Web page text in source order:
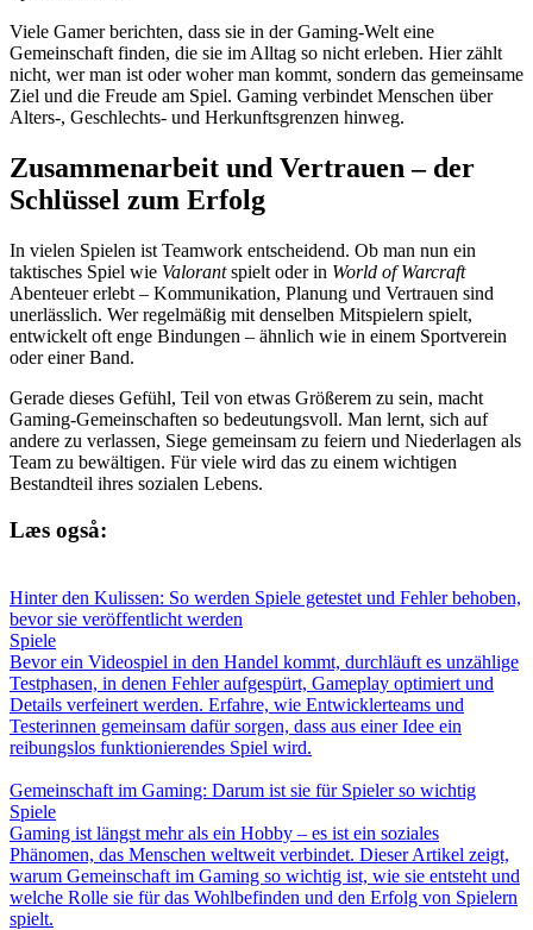
Viele Gamer berichten, dass sie in der Gaming-Welt eine
Gemeinschaft finden, die sie im Alltag so nicht erleben. Hier zählt
nicht, wer man ist oder woher man kommt, sondern das gemeinsame
Ziel und die Freude am Spiel. Gaming verbindet Menschen über
Alters-, Geschlechts- und Herkunftsgrenzen hinweg.
Zusammenarbeit und Vertrauen – der
Schlüssel zum Erfolg
In vielen Spielen ist Teamwork entscheidend. Ob man nun ein
taktisches Spiel wie Valorantspielt oder in World of Warcraft
Abenteuer erlebt – Kommunikation, Planung und Vertrauen sind
unerlässlich. Wer regelmäßig mit denselben Mitspielern spielt,
entwickelt oft enge Bindungen – ähnlich wie in einem Sportverein
oder einer Band.
Gerade dieses Gefühl, Teil von etwas Größerem zu sein, macht
Gaming-Gemeinschaften so bedeutungsvoll. Man lernt, sich auf
andere zu verlassen, Siege gemeinsam zu feiern und Niederlagen als
Team zu bewältigen. Für viele wird das zu einem wichtigen
Bestandteil ihres sozialen Lebens.
Læs også:
Hinter den Kulissen: So werden Spiele getestet und Fehler behoben,
bevor sie veröffentlicht werden
Spiele
Bevor ein Videospiel in den Handel kommt, durchläuft es unzählige
Testphasen, in denen Fehler aufgespürt, Gameplay optimiert und
Details verfeinert werden. Erfahre, wie Entwicklerteams und
Testerinnen gemeinsam dafür sorgen, dass aus einer Idee ein
reibungslos funktionierendes Spiel wird.
Gemeinschaft im Gaming: Darum ist sie für Spieler so wichtig
Spiele
Gaming ist längst mehr als ein Hobby – es ist ein soziales
Phänomen, das Menschen weltweit verbindet. Dieser Artikel zeigt,
warum Gemeinschaft im Gaming so wichtig ist, wie sie entsteht und
welche Rolle sie für das Wohlbefinden und den Erfolg von Spielern
spielt.